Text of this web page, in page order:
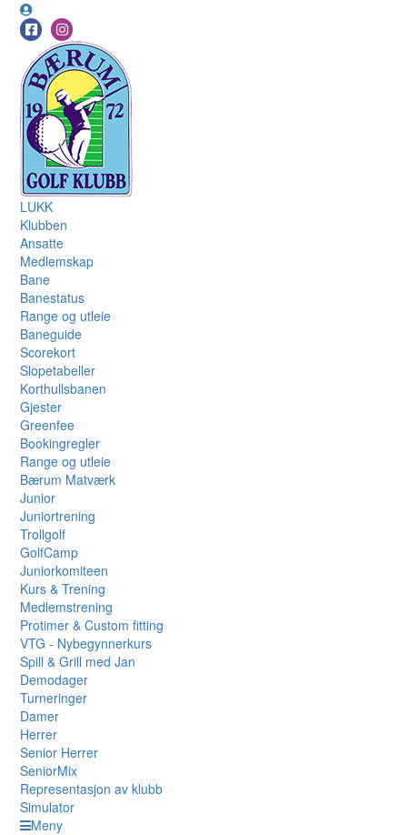
LUKK
Klubben
Ansatte
Medlemskap
Bane
Banestatus
Range og utleie
Baneguide
Scorekort
Slopetabeller
Korthullsbanen
Gjester
Greenfee
Bookingregler
Range og utleie
Bærum Matværk
Junior
Juniortrening
Trollgolf
GolfCamp
Juniorkomiteen
Kurs & Trening
Medlemstrening
Protimer & Custom fitting
VTG - Nybegynnerkurs
Spill & Grill med Jan
Demodager
Turneringer
Damer
Herrer
Senior Herrer
SeniorMix
Representasjon av klubb
Simulator
Meny